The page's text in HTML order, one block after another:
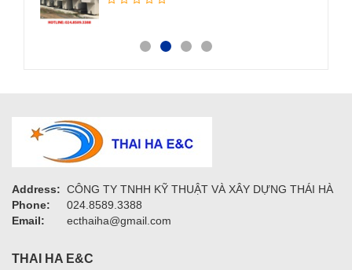
Address: CÔNG TY TNHH KỸ THUẬT VÀ XÂY DỰNG THÁI HÀ
Phone:
024.8589.3388
Email:
ecthaiha@gmail.com
THAI HA E&C